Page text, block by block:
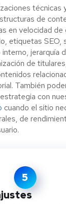
técnicas
de
en velocidad de
etiquetas SEO,
jerarquía
de
También
con
cuando el sitio
de
5